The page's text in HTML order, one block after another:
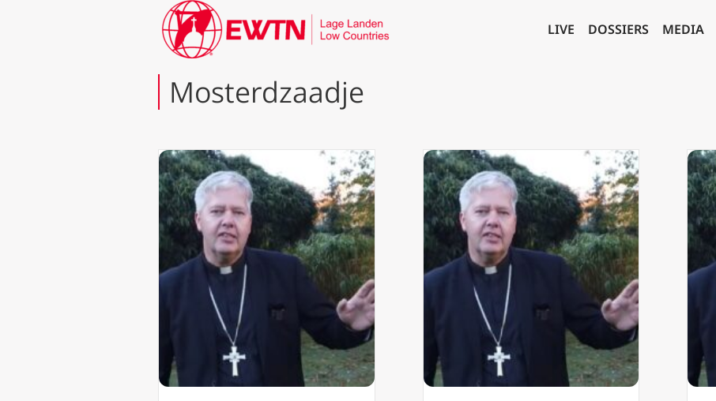
LIVE DOSSIERS MEDIA
Mosterdzaadje